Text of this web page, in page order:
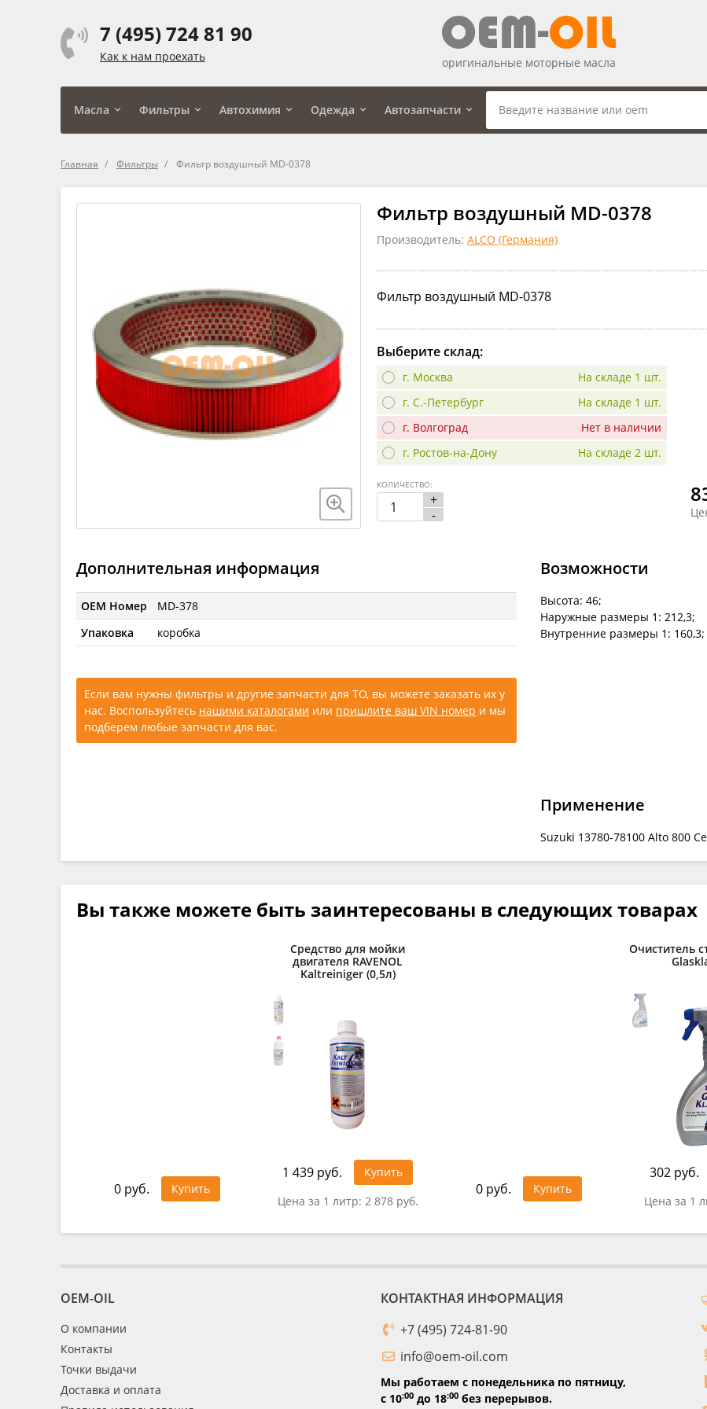
7 (495) 724 81 90
Как к нам проехать оригинальные моторные масла
Масла Фильтры Автохимия Одежда Автозапчасти
Главная Фильтры Фильтр воздушный MD-0378
Фильтр воздушный MD-0378
Производитель: ALCO (Германия)
Фильтр воздушный MD-0378
Выберите склад:
г. Москва
На складе 1 шт.
г. С.-Петербург
На складе 1 шт.
г. Волгоград
Нет в наличии
г. Ростов-на-Дону
На складе 2 шт.
+
-
КОЛИЧЕСТВО:
Дополнительная информация
OEM Номер
MD-378
Упаковка
коробка
Если вам нужны фильтры и другие запчасти для ТО, вы можете заказать их у
нас. Воспользуйтесь нашими каталогами или пришлите ваш VIN номер и мы
подберем любые запчасти для вас.
Возможности
Высота: 46;
Наружные размеры 1: 212,3;
Внутренние размеры 1: 160,3;
Применение
Suzuki 13780-78100 Alto 800
Вы также можете быть заинтересованы в следующих товарах
0 руб. Купить
Средство для мойки
двигателя RAVENOL
Kaltreiniger (0,5л)
1 439 руб.
Купить
Цена за 1 литр: 2 878 руб.
0 руб. Купить
Очиститель
302 руб.
Цена за 1
OEM-OIL
О компании
Контакты
Точки выдачи
Доставка и оплата
КОНТАКТНАЯ ИНФОРМАЦИЯ
+7 (495) 724-81-90
info@oem-oil.com
Мы работаем с понедельника по пятницу,
с 10:00до 18:00без перерывов.